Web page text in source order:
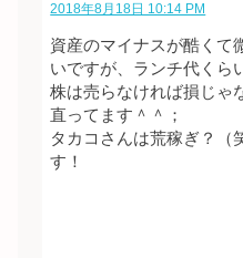
2018年8月18日 10:14 PM
資産のマイナスが酷くて
いですが、ランチ代くら
株は売らなければ損じゃ
直ってます＾＾；
タカコさんは荒稼ぎ？（
す！